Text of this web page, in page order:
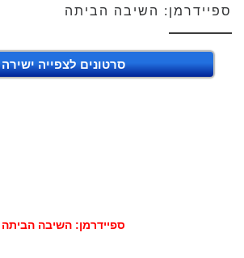
ספיידרמן: השיבה הביתה
סרטונים לצפייה ישירה
ספיידרמן: השיבה הביתה